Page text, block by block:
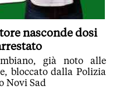
nasconde dosi
già noto alle
bloccato dalla Polizia
Novi Sad